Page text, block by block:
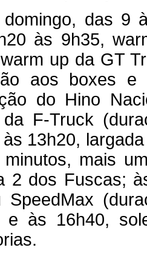
das 9
às 9h35,
up da GT
aos boxes e
do Hino
F-Truck
13h20,
mais
2 dos Fuscas;
SpeedMax
e às 16h40,